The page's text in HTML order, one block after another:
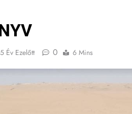
5 Év Ezelőtt 0 6 Mins